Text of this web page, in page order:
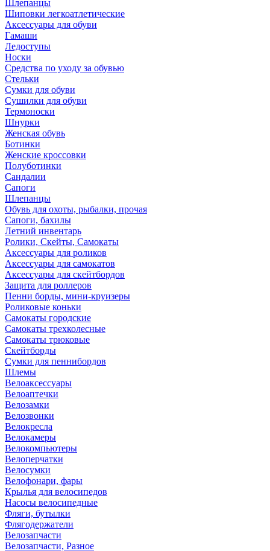
Шлепанцы
Шиповки легкоатлетические
Аксессуары для обуви
Гамаши
Ледоступы
Носки
Средства по уходу за обувью
Стельки
Сумки для обуви
Сушилки для обуви
Термоноски
Шнурки
Женская обувь
Ботинки
Женские кроссовки
Полуботинки
Сандалии
Сапоги
Шлепанцы
Обувь для охоты, рыбалки, прочая
Сапоги, бахилы
Летний инвентарь
Ролики, Скейты, Самокаты
Аксессуары для роликов
Аксессуары для самокатов
Аксессуары для скейтбордов
Защита для роллеров
Пенни борды, мини-круизеры
Роликовые коньки
Самокаты городские
Самокаты трехколесные
Самокаты трюковые
Скейтборды
Сумки для пеннибордов
Шлемы
Велоаксессуары
Велоаптечки
Велозамки
Велозвонки
Велокресла
Велокамеры
Велокомпьютеры
Велоперчатки
Велосумки
Велофонари, фары
Крылья для велосипедов
Насосы велосипедные
Фляги, бутылки
Флягодержатели
Велозапчасти
Велозапчасти, Разное